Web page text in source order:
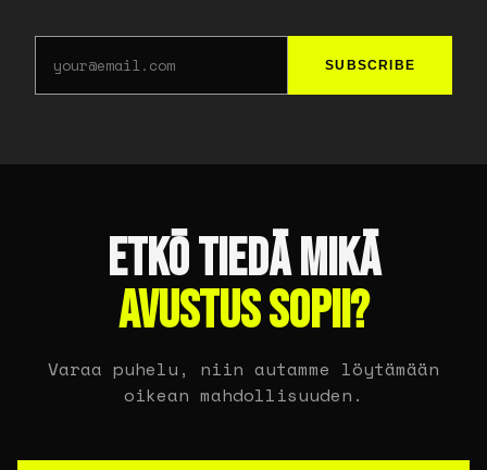
SUBSCRIBE
ETKÖ TIEDÄ MIKÄ
AVUSTUS SOPII?
Varaa puhelu, niin autamme löytämään
oikean mahdollisuuden.